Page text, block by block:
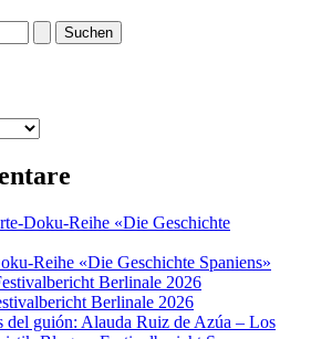
Doku-Reihe «Die Geschichte
Reihe «Die Geschichte Spaniens»
Berlinale 2026
Berlinale 2026
del guión: Alauda Ruiz de Azúa – Los